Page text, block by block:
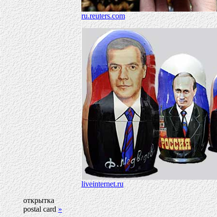
ru.reuters.com
liveinternet.ru
открытка
postal card»